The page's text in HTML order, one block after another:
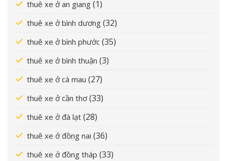
thuê xe ở an giang (1)
thuê xe ở bình dương (32)
thuê xe ở bình phước (35)
thuê xe ở bình thuận (3)
thuê xe ở cà mau (27)
thuê xe ở cần thơ(33)
thuê xe ở đà lạt (28)
thuê xe ở đồng nai (36)
thuê xe ở đồng tháp (33)